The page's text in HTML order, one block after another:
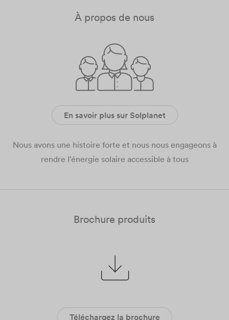
À propos de nous
En savoir plus sur Solplanet
Nous avons une histoire forte et nous nous engageons à
rendre l’énergie solaire accessible à tous
Brochure produits
Téléchargez la brochure